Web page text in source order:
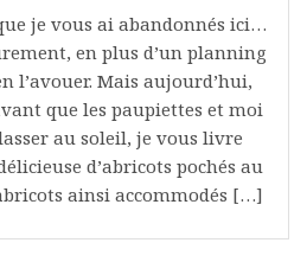
je vous ai abandonnés ici…
en plus d’un planning
l’avouer. Mais aujourd’hui,
que les paupiettes et moi
au soleil, je vous livre
d’abricots pochés au
ainsi accommodés […]